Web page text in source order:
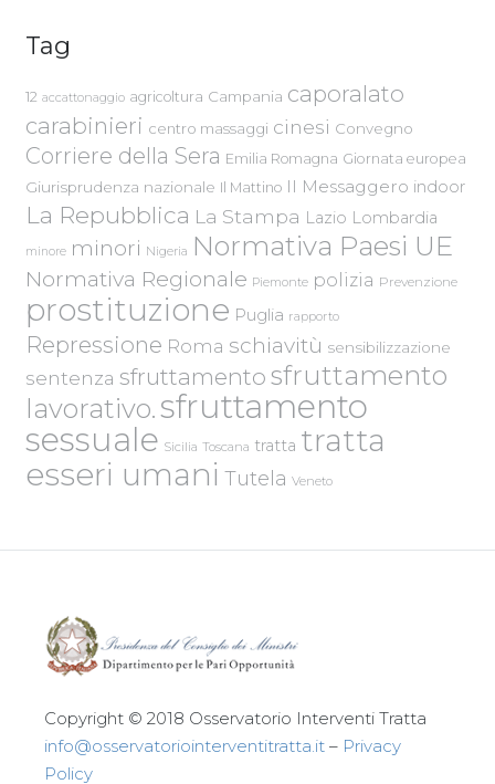
Tag
12 accattonaggio agricoltura Campania caporalato
carabinieri centro massaggi cinesi Convegno
Corriere della Sera Emilia Romagna Giornata europea
Giurisprudenza nazionale Il Mattino Il Messaggero indoor
La Repubblica La Stampa Lazio Lombardia
minore minori Nigeria Normativa Paesi UE
Normativa Regionale Piemonte polizia Prevenzione
prostituzione Puglia rapporto
Repressione Roma schiavitù sensibilizzazione
sentenza sfruttamento sfruttamento
lavorativo.sfruttamento
sessuale Sicilia Toscana tratta tratta
esseri umani Tutela Veneto
Copyright © 2018 Osservatorio Interventi Tratta
info@osservatoriointerventitratta.it – Privacy
Policy